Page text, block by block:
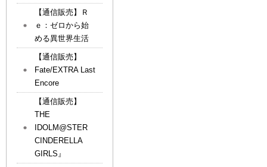
【通信販売】Ｒ
ｅ：ゼロから始
める異世界生活
【通信販売】
Fate/EXTRA Last
Encore
【通信販売】
THE
IDOLM@STER
CINDERELLA
GIRLS』